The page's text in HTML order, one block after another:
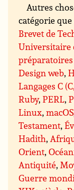
Autres
catégorie que
Brevet de
Universitaire
préparatoires
Design web,
Langages C
Ruby,PERL,
Linux,macOS
Testament,
Hadith,
Orient,
Antiquité,
Guerre